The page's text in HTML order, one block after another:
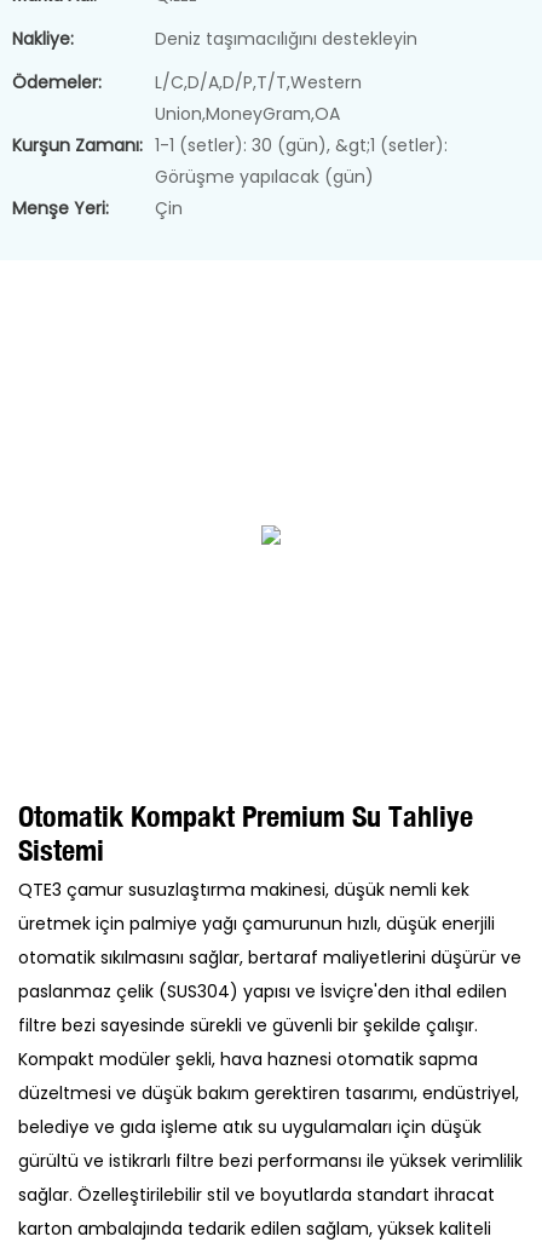
Nakliye:
Deniz taşımacılığını destekleyin
Ödemeler:
L/C,D/A,D/P,T/T,Western
Union,MoneyGram,OA
Kurşun Zamanı: 1-1 (setler): 30 (gün), &gt;1 (setler):
Görüşme yapılacak (gün)
Menşe Yeri:
Çin
Otomatik Kompakt Premium Su Tahliye
Sistemi
QTE3 çamur susuzlaştırma makinesi, düşük nemli kek
üretmek için palmiye yağı çamurunun hızlı, düşük enerjili
otomatik sıkılmasını sağlar, bertaraf maliyetlerini düşürür ve
paslanmaz çelik (SUS304) yapısı ve İsviçre'den ithal edilen
filtre bezi sayesinde sürekli ve güvenli bir şekilde çalışır.
Kompakt modüler şekli, hava haznesi otomatik sapma
düzeltmesi ve düşük bakım gerektiren tasarımı, endüstriyel,
belediye ve gıda işleme atık su uygulamaları için düşük
gürültü ve istikrarlı filtre bezi performansı ile yüksek verimlilik
sağlar. Özelleştirilebilir stil ve boyutlarda standart ihracat
karton ambalajında ​​tedarik edilen sağlam, yüksek kaliteli